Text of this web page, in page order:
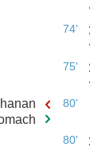
74'
75'
80'
80'